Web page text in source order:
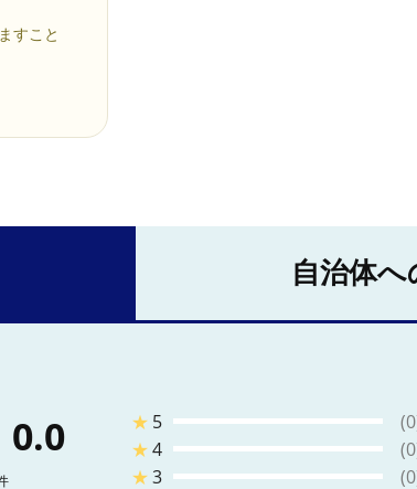
すこと
自治体
0.0 ★ 5
★4
★3